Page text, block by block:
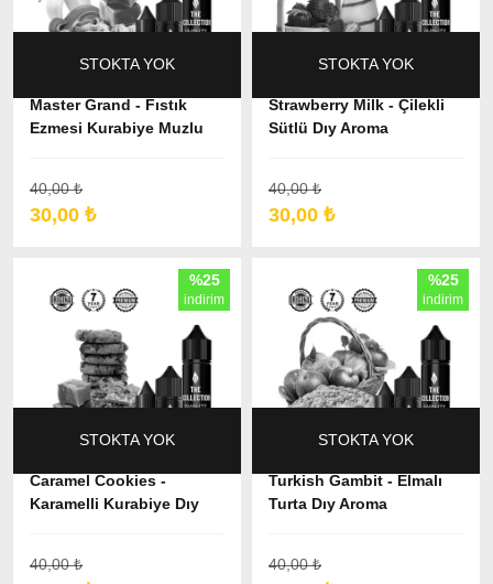
STOKTA YOK
Master Grand - Fıstık
Ezmesi Kurabiye Muzlu
40,00 ₺
30,00 ₺
STOKTA YOK
Strawberry Milk - Çilekli
Sütlü Dıy Aroma
40,00 ₺
30,00 ₺
STOKTA YOK
Caramel Cookies -
Karamelli Kurabiye Dıy
40,00 ₺
%25
indirim
STOKTA YOK
Turkish Gambit - Elmalı
Turta Dıy Aroma
40,00 ₺
%25
indirim